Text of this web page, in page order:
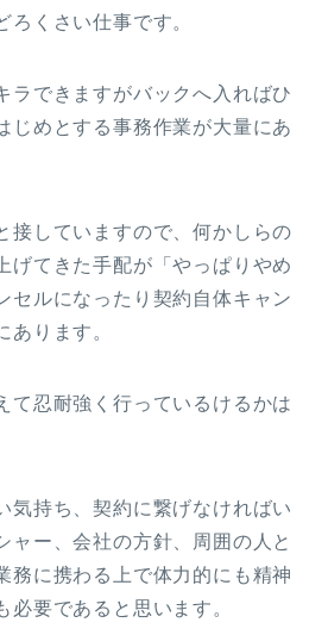
ろくさい仕事です。
ラできますがバックへ入ればひ
じめとする事務作業が大量にあ
接していますので、何かしらの
げてきた手配が「やっぱりやめ
セルになったり契約自体キャン
あります。
て忍耐強く行っているけるかは
気持ち、契約に繋げなければい
ャー、会社の方針、周囲の人と
務に携わる上で体力的にも精神
必要であると思います。